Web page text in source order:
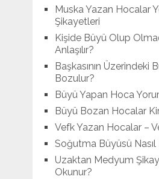
Muska Yazan Hocalar
Şikayetleri
Kişide Büyü Olup
Anlaşılır?
Başkasının Üzerindeki
Bozulur?
Büyü Yapan Hoca
Büyü Bozan Hocalar
Vefk Yazan Hocalar –
Soğutma Büyüsü
Uzaktan Medyum
Okunur?